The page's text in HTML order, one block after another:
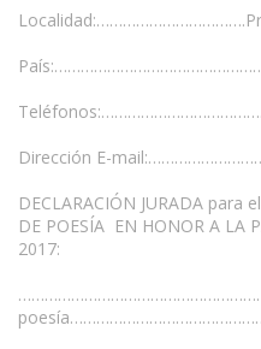
Dirección E-
DECLARACIÓN JURADA para
DE POESÍA EN HONOR A LA
2017: